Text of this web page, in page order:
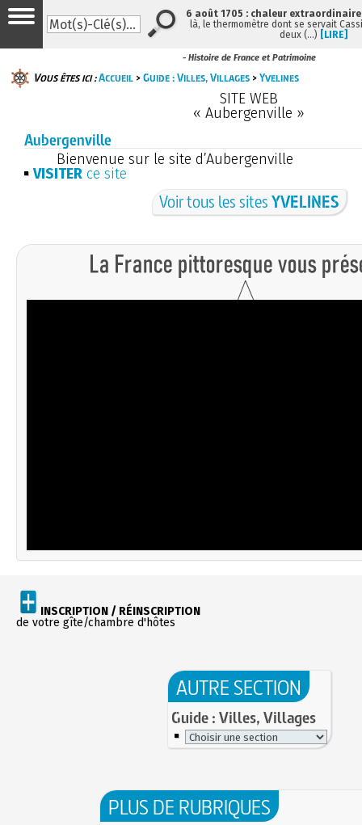
- Histoire de France et Patrimoine
Vous êtes ici :Accueil >Guide : Villes, Villages >Yvelines
SITE WEB
« Aubergenville »
Aubergenville
Bienvenue sur le site d’Aubergenville
VISITER ce site
Voir tous les sitesYVELINES
INSCRIPTION / RÉINSCRIPTION
de votre gîte/chambre d'hôtes
AUTRE SECTION
Guide : Villes, Villages
PLUS DE RUBRIQUES
6 août 1705 : chaleur
là, le thermomètre dont se servait
deux (…) [LIRE]